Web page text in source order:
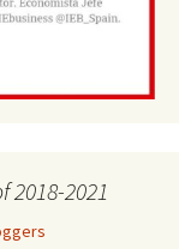
2018-2021